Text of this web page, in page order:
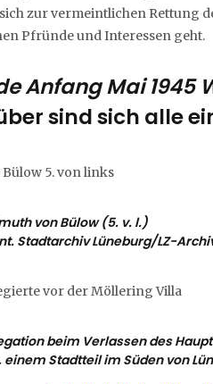
zur vermeintlichen Rettung
Pfründe und Interessen geht.
Anfang Mai 1945
sind sich alle
von Bülow (5. v. l.)
Stadtarchiv Lüneburg/LZ-
beim Verlassen des
Stadtteil im Süden von